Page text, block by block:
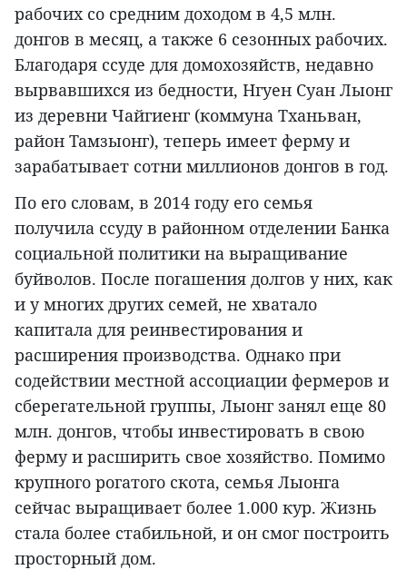
рабочих со средним доходом в 4,5 млн.
донгов в месяц, а также 6 сезонных рабочих.
Благодаря ссуде для домохозяйств, недавно
вырвавшихся из бедности, Нгуен Суан Лыонг
из деревни Чайгиенг (коммуна Тханьван,
район Тамзыонг), теперь имеет ферму и
зарабатывает сотни миллионов донгов в год.
По его словам, в 2014 году его семья
получила ссуду в районном отделении Банка
социальной политики на выращивание
буйволов. После погашения долгов у них, как
и у многих других семей, не хватало
капитала для реинвестирования и
расширения производства. Однако при
содействии местной ассоциации фермеров и
сберегательной группы, Лыонг занял еще 80
млн. донгов, чтобы инвестировать в свою
ферму и расширить свое хозяйство. Помимо
крупного рогатого скота, семья Лыонга
сейчас выращивает более 1.000 кур. Жизнь
стала более стабильной, и он смог построить
просторный дом.